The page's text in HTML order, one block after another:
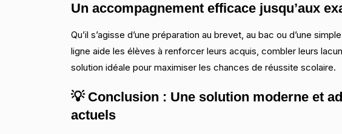
Un accompagnement efficace jusqu’aux
Qu’il s’agisse d’une préparation au brevet, au bac ou d’une
ligne aide les élèves à renforcer leurs acquis, combler leurs
solution idéale pour maximiser les chances de réussite scolaire.
💡 Conclusion : Une solution moderne et
actuels